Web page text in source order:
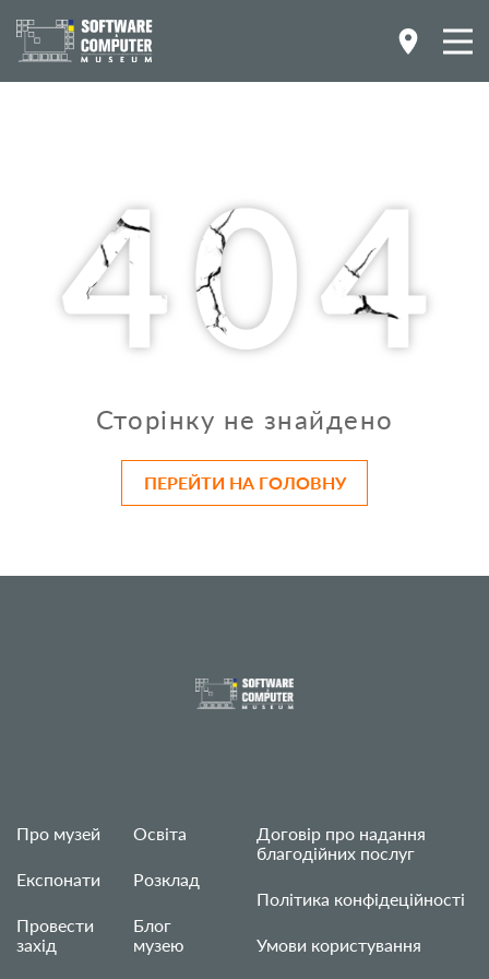
Сторінку не знайдено
ПЕРЕЙТИ НА ГОЛОВНУ
Про музей
Експонати
Провести
захід
Освіта
Розклад
Блог
музею
Договір про надання
благодійних послуг
Політика конфідеційності
Умови користування